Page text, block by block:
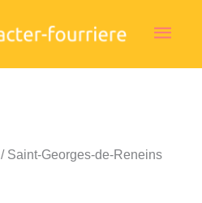
/ Saint-Georges-de-Reneins